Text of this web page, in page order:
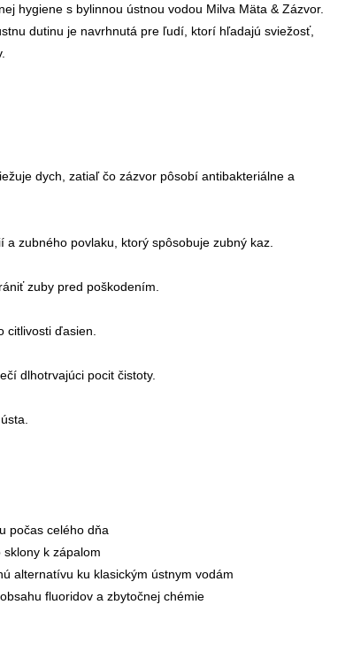
hygiene s bylinnou ústnou vodou Milva Mäta & Zázvor.
dutinu je navrhnutá pre ľudí, ktorí hľadajú sviežosť,
dych, zatiaľ čo zázvor pôsobí antibakteriálne a
zubného povlaku, ktorý spôsobuje zubný kaz.
zuby pred poškodením.
citlivosti ďasien.
dlhotrvajúci pocit čistoty.
počas celého dňa
k zápalom
alternatívu ku klasickým ústnym vodám
fluoridov a zbytočnej chémie